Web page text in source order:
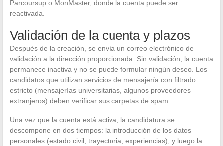
Parcoursup o MonMaster, donde la cuenta puede ser
reactivada.
Validación de la cuenta y plazos
Después de la creación, se envía un correo electrónico de
validación a la dirección proporcionada. Sin validación, la cuenta
permanece inactiva y no se puede formular ningún deseo. Los
candidatos que utilizan servicios de mensajería con filtrado
estricto (mensajerías universitarias, algunos proveedores
extranjeros) deben verificar sus carpetas de spam.
Una vez que la cuenta está activa, la candidatura se
descompone en dos tiempos: la introducción de los datos
personales (estado civil, trayectoria, experiencias), y luego la